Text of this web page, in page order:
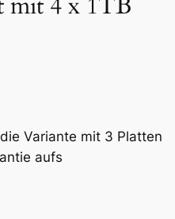
Variante mit 3 Platten
aufs